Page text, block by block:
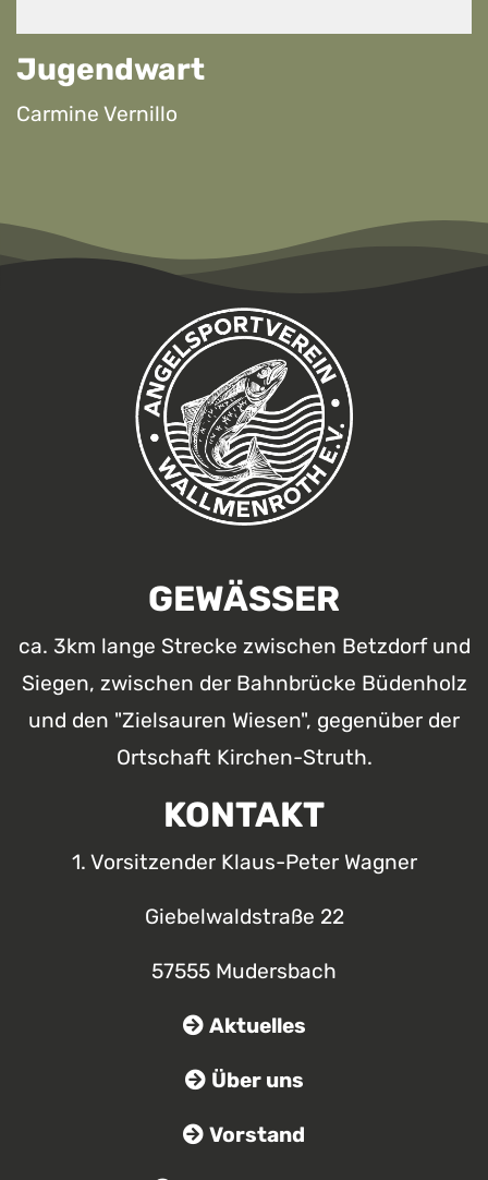
Jugendwart
Carmine Vernillo
GEWÄSSER
ca. 3km lange Strecke zwischen Betzdorf und
Siegen, zwischen der Bahnbrücke Büdenholz
und den "Zielsauren Wiesen", gegenüber der
Ortschaft Kirchen-Struth.
KONTAKT
1. Vorsitzender Klaus-Peter Wagner
Giebelwaldstraße 22
57555 Mudersbach
Aktuelles
Über uns
Vorstand